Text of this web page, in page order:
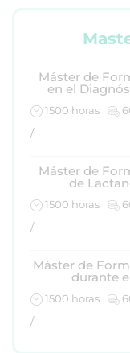
Máster de
en el
1500 horas
/
Máster de
de
1500 horas
/
Máster de
durante
1500 horas
/